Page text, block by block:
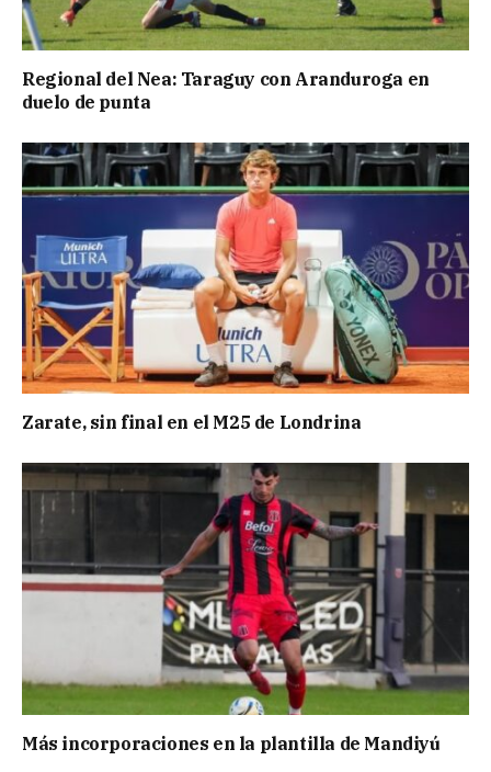
Regional del Nea: Taraguy con Aranduroga en
duelo de punta
Zarate, sin final en el M25 de Londrina
Más incorporaciones en la plantilla de Mandiyú